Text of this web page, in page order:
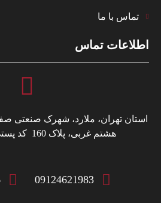
تماس با ما
اطلاعات تماس
استان تهران، ملارد، شهرک صنعتی
هشتم غربی، پلاک 160 کد پستی : 3164114185
09124621983